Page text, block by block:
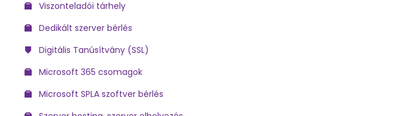
Viszonteladói tárhely
Dedikált szerver bérlés
Digitális Tanúsítvány (SSL)
Microsoft 365 csomagok
Microsoft SPLA szoftver bérlés